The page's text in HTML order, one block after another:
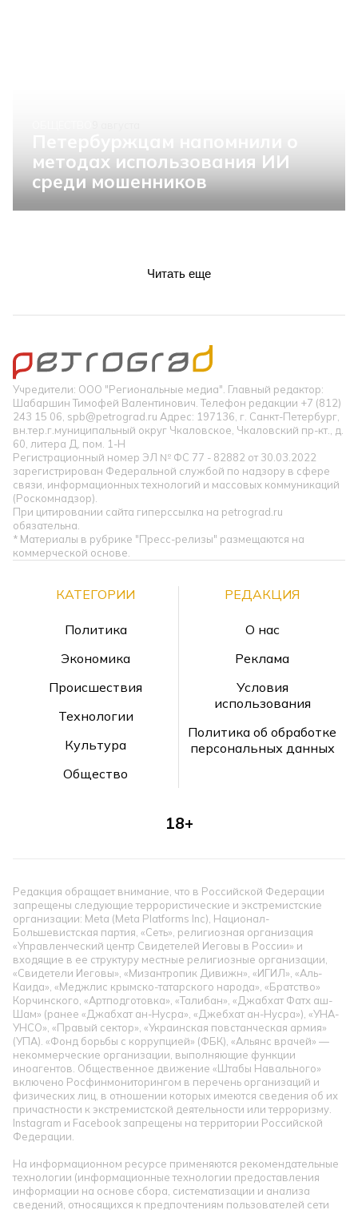
методах использования ИИ
среди мошенников
Читать еще
Учредители: ООО "Региональные медиа". Главный редактор:
Шабаршин Тимофей Валентинович. Телефон редакции +7 (812)
243 15 06, spb@petrograd.ru Адрес: 197136, г. Санкт-Петербург,
вн.тер.г.муниципальный округ Чкаловское, Чкаловский пр-кт., д.
60, литера Д, пом. 1-Н
Регистрационный номер ЭЛ № ФС 77 - 82882 от 30.03.2022
зарегистрирован Федеральной службой по надзору в сфере
связи, информационных технологий и массовых коммуникаций
(Роскомнадзор).
При цитировании сайта гиперссылка на petrograd.ru
обязательна.
* Материалы в рубрике "Пресс-релизы" размещаются на
коммерческой основе.
КАТЕГОРИИ
Политика
Экономика
Происшествия
Технологии
Культура
Общество
РЕДАКЦИЯ
О нас
Реклама
Условия
использования
Политика об обработке
персональных данных
18+
Редакция обращает внимание, что в Российской Федерации
запрещены следующие террористические и экстремистские
организации: Meta (Meta Platforms Inc), Национал-
Большевистская партия, «Сеть», религиозная организация
«Управленческий центр Свидетелей Иеговы в России» и
входящие в ее структуру местные религиозные организации,
«Свидетели Иеговы», «Мизантропик Дивижн», «ИГИЛ», «Аль-
Каида», «Меджлис крымско-татарского народа», «Братство»
Корчинского, «Артподготовка», «Талибан», «Джабхат Фатх аш-
Шам» (ранее «Джабхат ан-Нусра», «Джебхат ан-Нусра»), «УНА-
УНСО», «Правый сектор», «Украинская повстанческая армия»
(УПА). «Фонд борьбы с коррупцией» (ФБК), «Альянс врачей» —
некоммерческие организации, выполняющие функции
иноагентов. Общественное движение «Штабы Навального»
включено Росфинмониторингом в перечень организаций и
физических лиц, в отношении которых имеются сведения об их
причастности к экстремистской деятельности или терроризму.
Instagram и Facebook запрещены на территории Российской
Федерации.
На информационном ресурсе применяются рекомендательные
технологии (информационные технологии предоставления
информации на основе сбора, систематизации и анализа
сведений, относящихся к предпочтениям пользователей сети